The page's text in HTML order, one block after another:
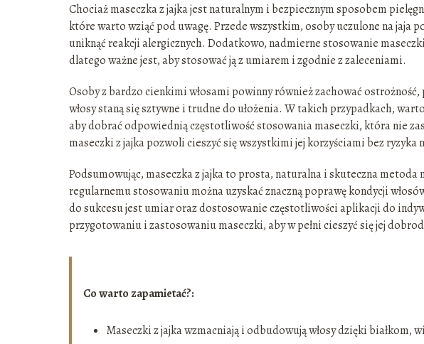
Chociaż maseczka z jajka jest naturalnym i bezpiecznym sposobem
które warto wziąć pod uwagę. Przede wszystkim, osoby uczulone na jaja
uniknąć reakcji alergicznych. Dodatkowo, nadmierne stosowanie
dlatego ważne jest, aby stosować ją z umiarem i zgodnie z zaleceniami.
Osoby z bardzo cienkimi włosami powinny również zachować
włosy staną się sztywne i trudne do ułożenia. W takich przypadkach,
aby dobrać odpowiednią częstotliwość stosowania maseczki, która nie
maseczki z jajka pozwoli cieszyć się wszystkimi jej korzyściami bez
Podsumowując, maseczka z jajka to prosta, naturalna i skuteczna
regularnemu stosowaniu można uzyskać znaczną poprawę kondycji
do sukcesu jest umiar oraz dostosowanie częstotliwości aplikacji do
przygotowaniu i zastosowaniu maseczki, aby w pełni cieszyć się jej
Co warto zapamietać?:
Maseczki z jajka wzmacniają i odbudowują włosy dzięki białkom,